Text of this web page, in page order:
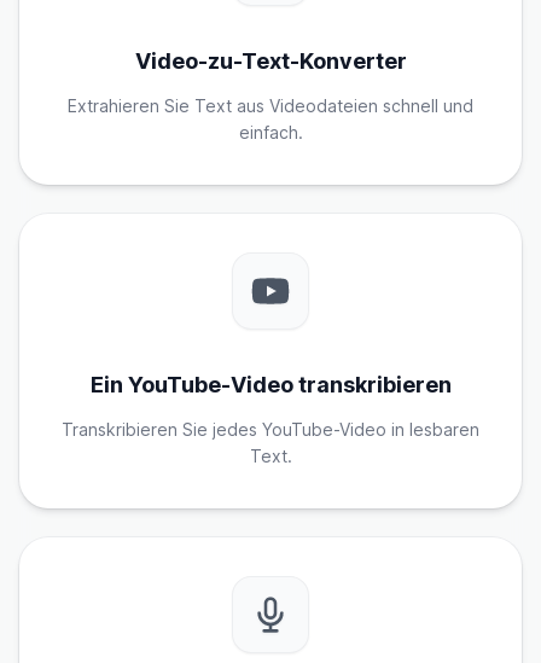
Video-zu-Text-Konverter
Extrahieren Sie Text aus Videodateien schnell und
einfach.
Ein YouTube-Video transkribieren
Transkribieren Sie jedes YouTube-Video in lesbaren
Text.